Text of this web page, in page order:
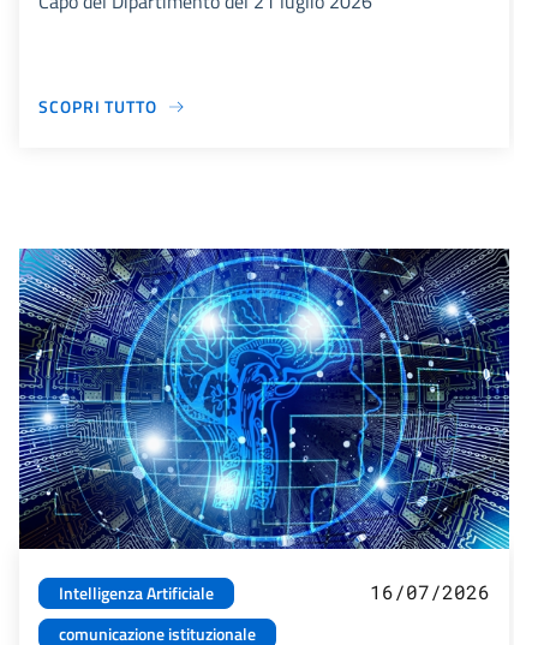
SCOPRI TUTTO
Intelligenza Artificiale
comunicazione istituzionale
16/07/2026